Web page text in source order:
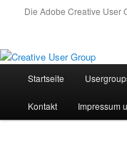
Die Adobe Creative User
Startseite
Kontakt Impressum